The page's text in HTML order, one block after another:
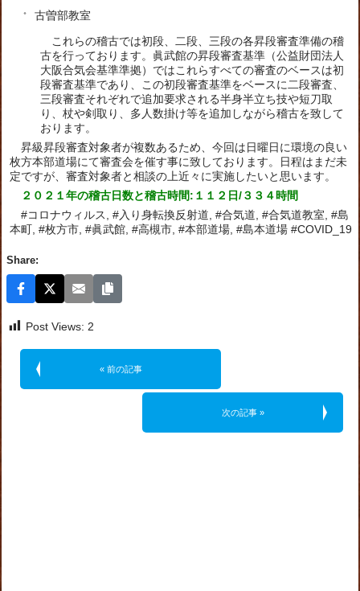
古曽部教室
これらの稽古では初段、二段、三段の各昇段審査準備の稽
古を行っております。眞武館の昇段審査基準（公益財団法人
大阪合気会基準準拠）ではこれらすべての審査のベースは初
段審査基準であり、この初段審査基準をベースに二段審査、
三段審査それぞれで追加要求される半身半立ち技や短刀取
り、杖や剣取り、多人数掛け等を追加しながら稽古を致して
おります。
昇級昇段審査対象者が複数あるため、今回は日曜日に環境の良い
枚方本部道場にて審査会を催す事に致しております。日程はまだ未
定ですが、審査対象者と相談の上近々に実施したいと思います。
２０２１年の稽古日数と稽古時間:１１２日/３３４時間
#コロナウィルス, #入り身転換反射道, #合気道, #合気道教室, #島
本町, #枚方市, #眞武館, #高槻市, #本部道場, #島本道場 #COVID_19
Share:
Post Views: 2
« 前の記事
次の記事 »